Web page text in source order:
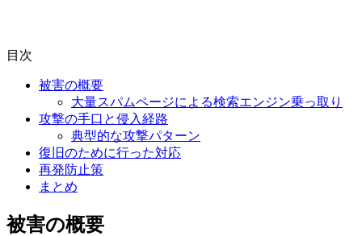
目次
被害の概要
大量スパムページによる検索エンジン乗っ取り
攻撃の手口と侵入経路
典型的な攻撃パターン
復旧のために行った対応
再発防止策
まとめ
被害の概要